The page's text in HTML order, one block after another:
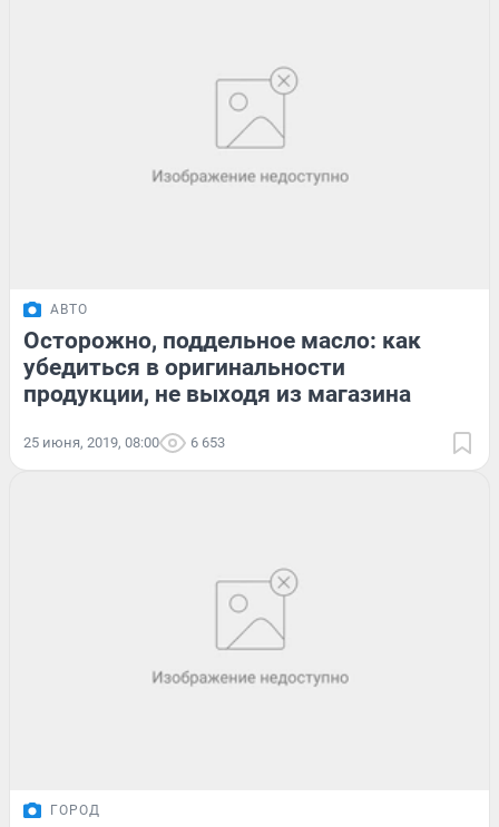
АВТО
Осторожно, поддельное масло: как
убедиться в оригинальности
продукции, не выходя из магазина
25 июня, 2019, 08:00 6 653
ГОРОД